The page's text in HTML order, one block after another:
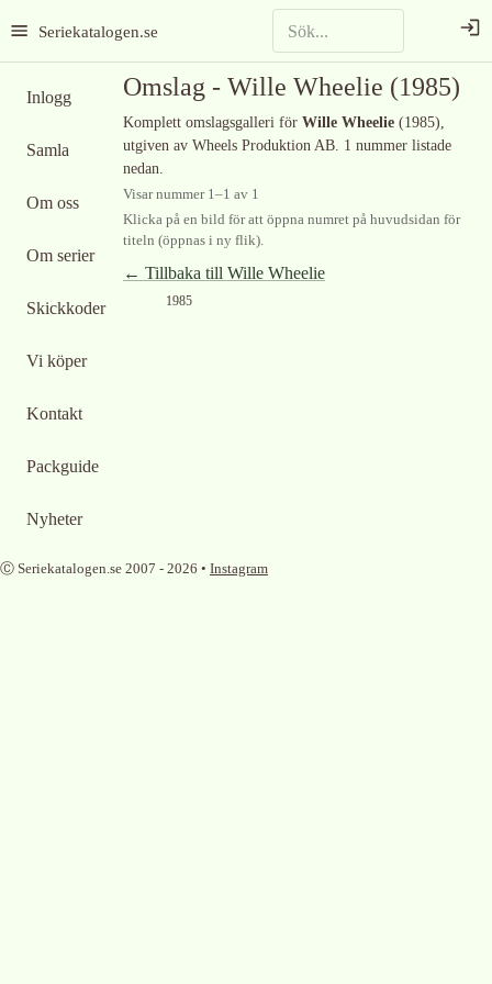
Seriekatalogen.se
Inlogg
Samla
Om oss
Om serier
Skickkoder
Vi köper
Kontakt
Packguide
Nyheter
Omslag - Wille Wheelie (1985)
Komplett omslagsgalleri för Wille Wheelie (1985),
utgiven av Wheels Produktion AB. 1 nummer listade
nedan.
Visar nummer 1–1 av 1
Klicka på en bild för att öppna numret på huvudsidan för
titeln (öppnas i ny flik).
← Tillbaka till Wille Wheelie
1985
Ⓒ Seriekatalogen.se 2007 - 2026 • Instagram